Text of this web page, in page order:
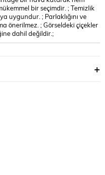
bir seçimdir. ; Temizlik
uygundur. ; Parlaklığını ve
önerilmez. ; Görseldeki çiçekler
dahil değildir.;